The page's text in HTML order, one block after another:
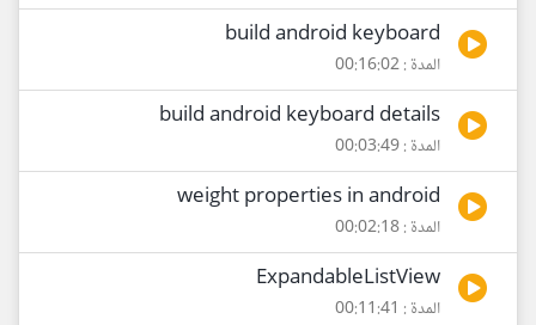
build android keyboard
المدة : 00:16:02
build android keyboard details
المدة : 00:03:49
weight properties in android
المدة : 00:02:18
ExpandableListView
المدة : 00:11:41